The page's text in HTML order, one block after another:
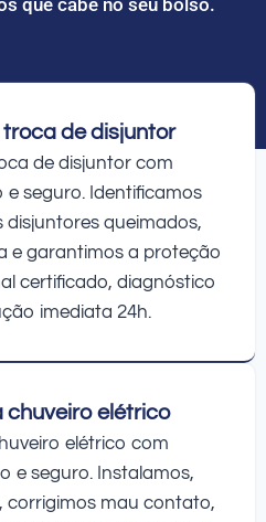
de disjuntor
de disjuntor com
seguro. Identificamos
disjuntores queimados,
e garantimos a proteção
certificado, diagnóstico
imediata 24h.
chuveiro elétrico
elétrico com
e seguro. Instalamos,
corrigimos mau contato,